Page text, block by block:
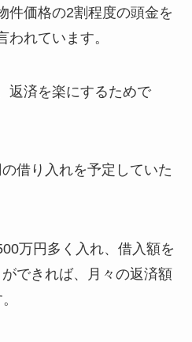
件価格の2割程度の頭金を
われています。
返済を楽にするためで
借り入れを予定していた
万円多く入れ、借入額を
できれば、月々の返済額